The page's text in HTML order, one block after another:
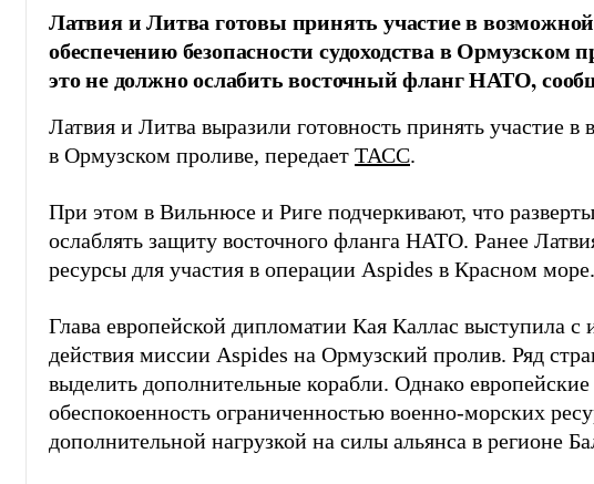
Латвия и Литва готовы принять участие в
обеспечению безопасности судоходства в Ормузском
это не должно ослабить восточный фланг НАТО,
Латвия и Литва выразили готовность принять участие
в Ормузском проливе, передает ТАСС.
При этом в Вильнюсе и Риге подчеркивают, что
ослаблять защиту восточного фланга НАТО. Ранее
ресурсы для участия в операции Aspides в Красном море.
Глава европейской дипломатии Кая Каллас выступила
действия миссии Aspides на Ормузский пролив. Ряд
выделить дополнительные корабли. Однако
обеспокоенность ограниченностью военно-морских
дополнительной нагрузкой на силы альянса в регионе